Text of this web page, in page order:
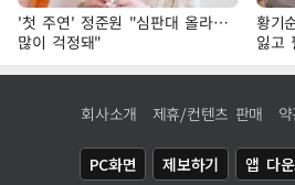
'첫 주연' 정준원 "심판대 올라…
많이 걱정돼"
황기
잃고
회사소개 제휴/컨텐츠 판매
PC화면 제보하기 앱 다